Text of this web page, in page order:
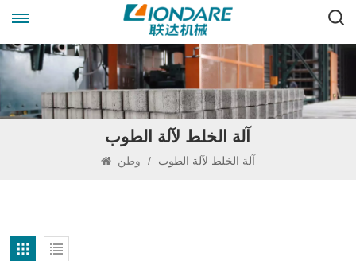
آلة الخلط لآلة الطوب
/ آلة الخلط لآلة الطوب